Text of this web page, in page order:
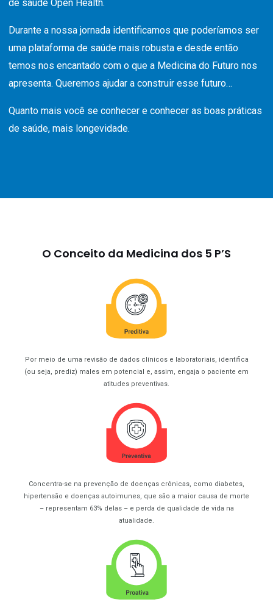
de saúde Open Health.
Durante a nossa jornada identificamos que poderíamos ser
uma plataforma de saúde mais robusta e desde então
temos nos encantado com o que a Medicina do Futuro nos
apresenta. Queremos ajudar a construir esse futuro…
Quanto mais você se conhecer e conhecer as boas práticas
de saúde, mais longevidade.
O Conceito da Medicina dos 5 P’S
Por meio de uma revisão de dados clínicos e laboratoriais, identifica
(ou seja, prediz) males em potencial e, assim, engaja o paciente em
atitudes preventivas.
Concentra-se na prevenção de doenças crônicas, como diabetes,
hipertensão e doenças autoimunes, que são a maior causa de morte
– representam 63% delas – e perda de qualidade de vida na
atualidade.